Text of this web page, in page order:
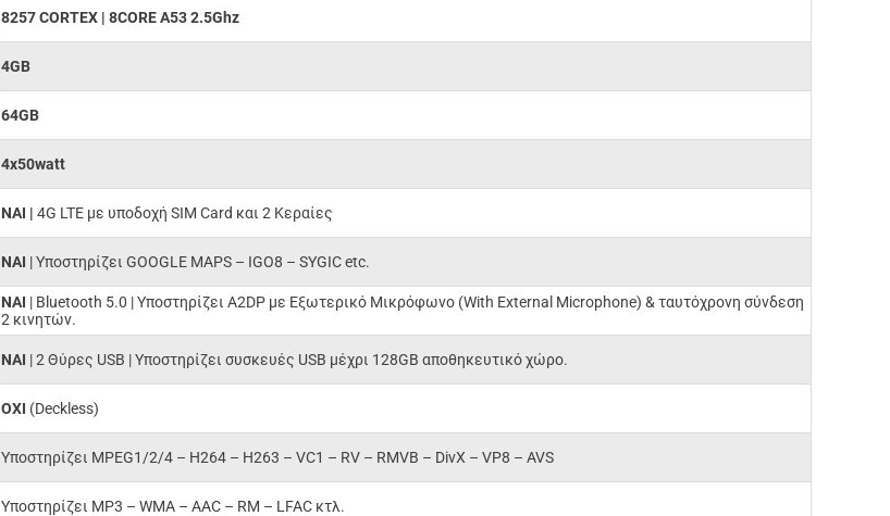
8257 CORTEX | 8CORE A53 2.5Ghz
4GB
64GB
4x50watt
NAI | 4G LTE με υποδοχή SIM Card και 2 Κεραίες
NAI | Υποστηρίζει GOOGLE MAPS – IGO8 – SYGIC etc.
ΝΑΙ | Bluetooth 5.0 | Υποστηρίζει A2DP με Εξωτερικό Μικρόφωνο (With External Microphone) & ταυτόχρονη σύνδεση
2 κινητών.
ΝΑΙ | 2 Θύρες USB | Υποστηρίζει συσκευές USB μέχρι 128GB αποθηκευτικό χώρο.
ΟΧΙ (Deckless)
Υποστηρίζει MPEG1/2/4 – H264 – H263 – VC1 – RV – RMVB – DivX – VP8 – AVS
Υποστηρίζει MP3 – WMA – AAC – RM – LFAC κτλ.